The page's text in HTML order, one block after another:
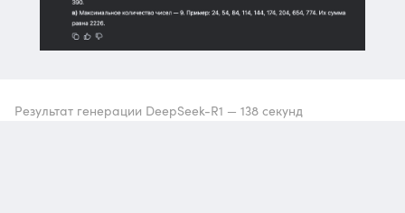
Результат генерации DeepSeek-R1 — 138 секунд